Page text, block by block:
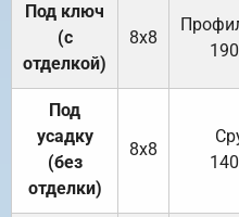
Под ключ
(с
отделкой)
8х8
Под
усадку
(без
отделки)
8х8